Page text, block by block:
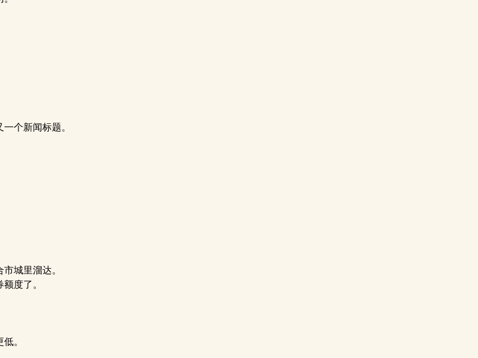
个新闻标题。
城里溜达。
度了。
。